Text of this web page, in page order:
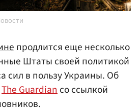
продлится еще несколько
Штаты своей политикой
сил в пользу Украины. Об
The Guardianсо ссылкой